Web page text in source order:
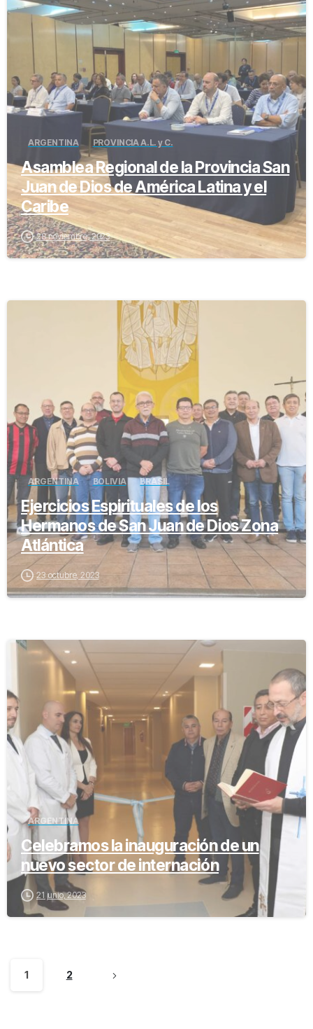
ARGENTINA PROVINCIA A.L. y C.
Asamblea Regional de la Provincia San
Juan de Dios de América Latina y el
Caribe
28 noviembre, 2023
ARGENTINA BOLIVIA BRASIL
Ejercicios Espirituales de los
Hermanos de San Juan de Dios Zona
Atlántica
23 octubre, 2023
ARGENTINA
Celebramos la inauguración de un
nuevo sector de internación
21 junio, 2023
1 2